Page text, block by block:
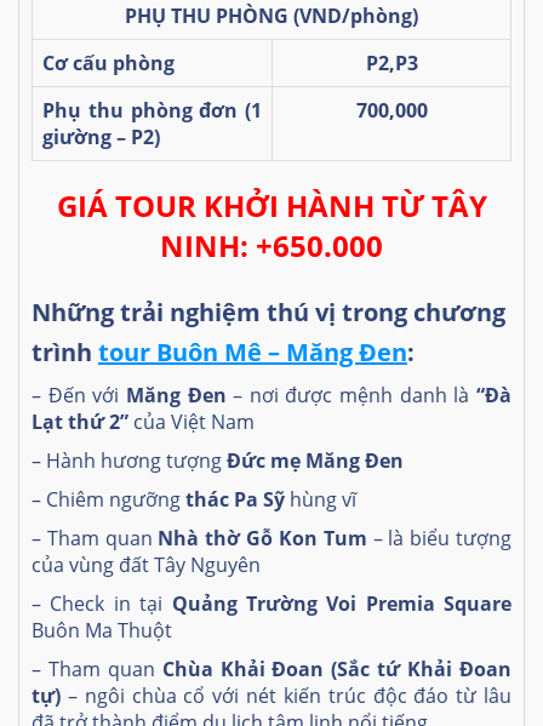
PHỤ THU PHÒNG (VND/phòng)
Cơ cấu phòng
P2,P3
Phụ thu phòng đơn (1
giường – P2)
700,000
GIÁ TOUR KHỞI HÀNH TỪ TÂY
NINH: +650.000
Những trải nghiệm thú vị trong chương
trình tour Buôn Mê – Măng Đen:
– Đến với Măng Đen – nơi được mệnh danh là“Đà
Lạt thứ 2” của Việt Nam
– Hành hương tượngĐức mẹ Măng Đen
– Chiêm ngưỡngthác Pa Sỹ hùng vĩ
– Tham quan Nhà thờ Gỗ Kon Tum – là biểu tượng
của vùng đất Tây Nguyên
– Check in tại Quảng Trường Voi Premia Square
Buôn Ma Thuột
– Tham quan Chùa Khải Đoan (Sắc tứ Khải Đoan
tự) – ngôi chùa cổ với nét kiến trúc độc đáo từ lâu